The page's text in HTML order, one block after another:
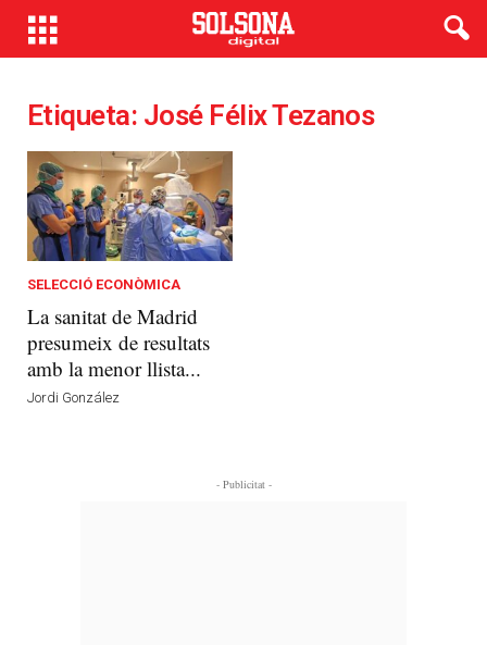
Etiqueta: José Félix Tezanos
SELECCIÓ ECONÒMICA
La sanitat de Madrid
presumeix de resultats
amb la menor llista...
Jordi González
- Publicitat -